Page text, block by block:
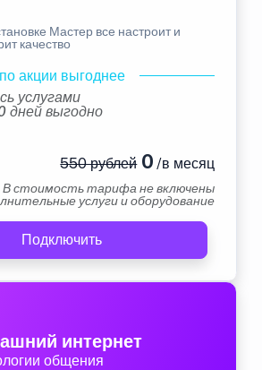
Мастер все настроит и
качество
по акции выгоднее
услугами
дней выгодно
550 рублей0 /в месяц
В стоимость тарифа не включены
услуги и оборудование
Подключить
интернет
общения